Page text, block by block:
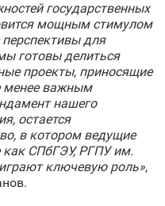
государственных
мощным стимулом
для
готовы делиться
проекты, приносящие
менее важным
нашего
остается
в котором ведущие
как СПбГЭУ, РГПУ им.
ключевую роль»,